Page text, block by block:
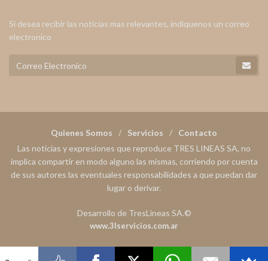
Si desea recibir las noticias mas relevantes, indiquenos un correo
electronico
Quienes Somos Servicios
Contacto
Las noticias y expresiones que reproduce TRES LINEAS SA, no
implica compartir en modo alguno las mismas, corriendo por cuenta
de sus autores las eventuales responsabilidades a que puedan dar
lugar o derivar.
Desarrollo de TresLineas SA.©
www.3lservicios.com.ar